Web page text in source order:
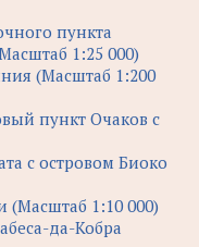
пункта
1:25 000)
(Масштаб 1:200
пункт Очаков с
с островом Биоко
(Масштаб 1:10 000)
да-Кобра